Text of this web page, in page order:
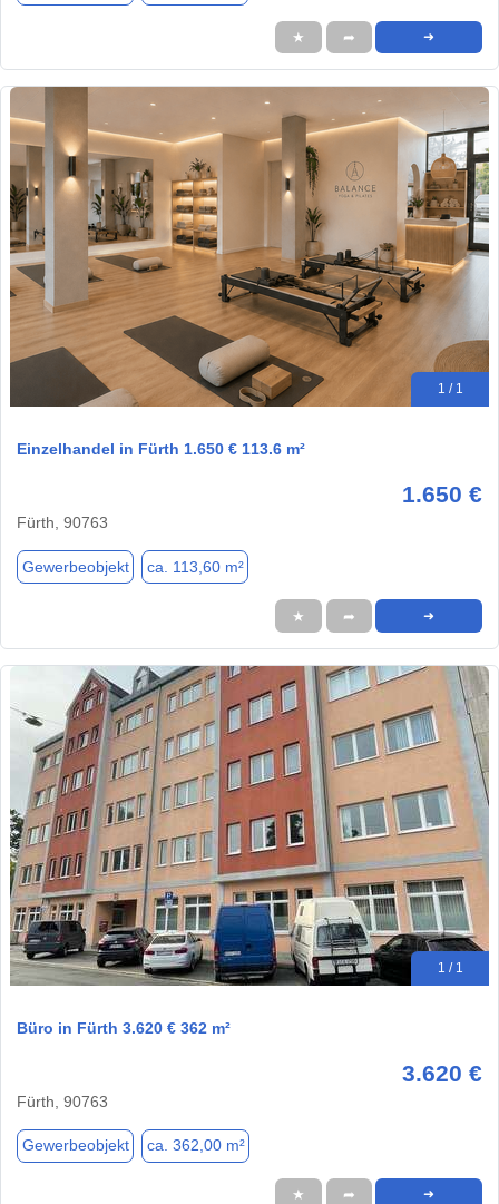
★ ➦ ➜
1 / 1
Einzelhandel in Fürth 1.650 € 113.6 m²
1.650 €
Fürth, 90763
Gewerbeobjekt ca. 113,60 m²
★ ➦ ➜
1 / 1
Büro in Fürth 3.620 € 362 m²
3.620 €
Fürth, 90763
Gewerbeobjekt ca. 362,00 m²
★ ➦ ➜